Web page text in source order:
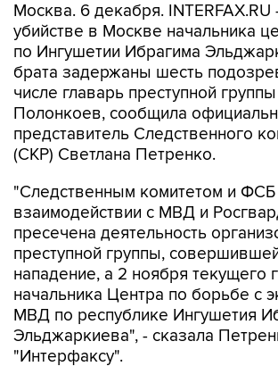
Москва. 6 декабря.
убийстве в Москве начальника
по Ингушетии Ибрагима
брата задержаны шесть
числе главарь преступной
Полонкоев, сообщила
представитель Следственного
(СКР) Светлана Петренко.
"Следственным комитетом и
взаимодействии с МВД и
пресечена деятельность
преступной группы,
нападение, а 2 ноября текущего
начальника Центра по борьбе с
МВД по республике Ингушетия
Эльджаркиева", - сказала
"Интерфаксу".